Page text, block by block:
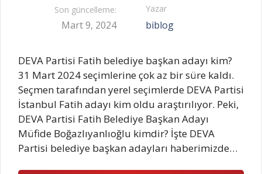
Son güncelleme:
Mart 9, 2024
Yazar
biblog
DEVA Partisi Fatih belediye başkan adayı kim?
31 Mart 2024 seçimlerine çok az bir süre kaldı.
Seçmen tarafından yerel seçimlerde DEVA Partisi
İstanbul Fatih adayı kim oldu araştırılıyor. Peki,
DEVA Partisi Fatih Belediye Başkan Adayı
Müfide Boğazlıyanlıoğlu kimdir? İşte DEVA
Partisi belediye başkan adayları haberimizde…